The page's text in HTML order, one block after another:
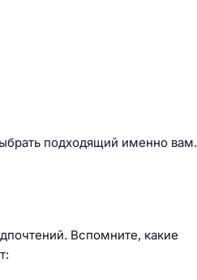
подходящий именно вам.
Вспомните, какие